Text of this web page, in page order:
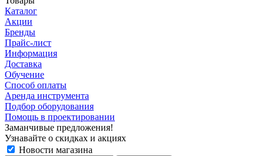
Каталог
Акции
Бренды
Прайс-лист
Информация
Доставка
Обучение
Способ оплаты
Аренда инструмента
Подбор оборудования
Помощь в проектировании
Заманчивые предложения!
Узнавайте о скидках и акциях
Новости магазина